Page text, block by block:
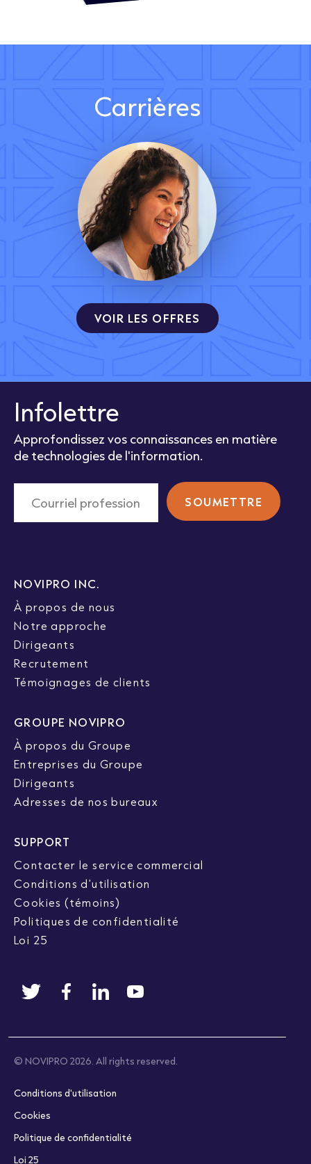
Carrières
VOIR LES OFFRES
Infolettre
Approfondissez vos connaissances en matière
de technologies de l'information.
NOVIPRO INC.
À propos de nous
Notre approche
Dirigeants
Recrutement
Témoignages de clients
GROUPE NOVIPRO
À propos du Groupe
Entreprises du Groupe
Dirigeants
Adresses de nos bureaux
SUPPORT
Contacter le service commercial
Conditions d'utilisation
Cookies (témoins)
Politiques de confidentialité
Loi 25
© NOVIPRO 2026. All rights reserved.
Conditions d'utilisation
Cookies
Politique de confidentialité
Loi 25